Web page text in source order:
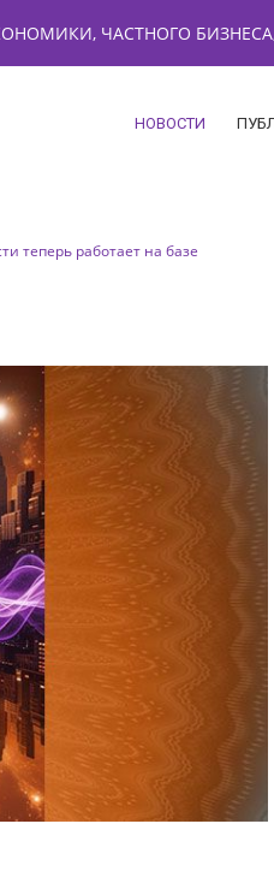
ЧАСТНОГО
НОВОСТИ
теперь работает на базе